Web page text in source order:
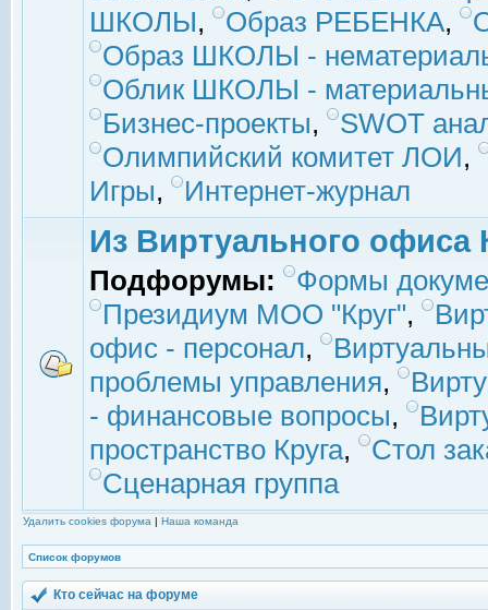
ШКОЛЫ, Образ РЕБЕНКА,
Образ ШКОЛЫ -
Облик ШКОЛЫ -
Бизнес-проекты,
SWOT
Олимпийский комитет ЛОИ,
Игры, Интернет-журнал
Из Виртуального офиса
Подфорумы:
Формы
Президиум МОО "Круг",
офис - персонал,
проблемы управления,
- финансовые вопросы,
пространство Круга,
Стол
Сценарная группа
Удалить cookies форума | Наша команда
Список форумов
Кто сейчас на форуме